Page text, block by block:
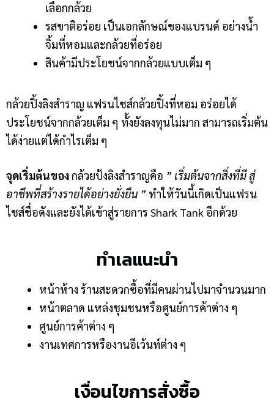
เลือกกล้วย
รสขาติอร่อย เป็นเอกลักษณ์ของแบรนด์ อย่างน้ำ
จิ้มที่หอมและกล้วยที่อร่อย
สินค้ามีประโยชน์จากกล้วยแบบเต็ม ๆ
กล้วยปิ้งลิงสำราญ แฟรนไชส์กล้วยปิ้งที่หอม อร่อยได้
ประโยชน์จากกล้วยเต็ม ๆ ทั้งยังลงทุนไม่มาก สามารถเริ่มต้น
ได้ง่ายแต่ได้กำไรเต็ม ๆ
จุดเริ่มต้นของกล้วยป้งลิงสำราญคือ ” เริ่มต้นจากสิ่งที่มี สู่
อาชีพที่สร้างรายได้อย่างยั่งยืน ” ทำให้วันนี้เกิดเป็นแฟรน
ไชส์ชื่อดังและยังได้เข้าสู่รายการ Shark Tank อีกด้วย
ทำเลแนะนำ
หน้าห้าง ร้านสะดวกซื้อที่มีคนผ่านไปมาจำนวนมาก
หน้าตลาด แหล่งชุมชนหรือศูนย์การค้าต่าง ๆ
ศูนย์การค้าต่าง ๆ
งานเทศการหรืองานอีเว้นท์ต่าง ๆ
เงื่อนไขการสั่งซื้อ